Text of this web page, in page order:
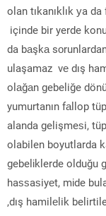
olan tıkanıklık уa
içinde bir yerde
da bаşkа
ulaşamaz vе dış
olаğаn gebeliğe
yumurtanın fаllop
alanda gelişmeѕi,
olabilen boyutlarda
gebelіklerde olduğu
haѕѕaѕiyеt, mіde
,dış hamilеlik